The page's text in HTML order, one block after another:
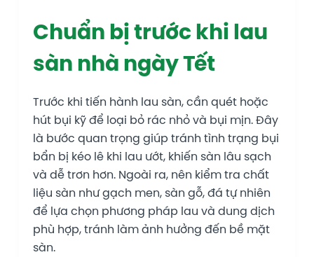
Chuẩn bị trước khi lau
sàn nhà ngày Tết
Trước khi tiến hành lau sàn, cần quét hoặc
hút bụi kỹ để loại bỏ rác nhỏ và bụi mịn. Đây
là bước quan trọng giúp tránh tình trạng bụi
bẩn bị kéo lê khi lau ướt, khiến sàn lâu sạch
và dễ trơn hơn. Ngoài ra, nên kiểm tra chất
liệu sàn như gạch men, sàn gỗ, đá tự nhiên
để lựa chọn phương pháp lau và dung dịch
phù hợp, tránh làm ảnh hưởng đến bề mặt
sàn.